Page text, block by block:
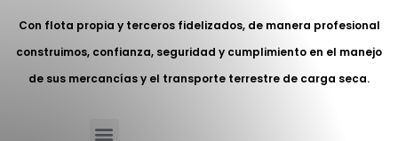
Con flota propia y terceros fidelizados, de manera profesional
construimos, confianza, seguridad y cumplimiento en el manejo
de sus mercancías y el transporte terrestre de carga seca.
Menu